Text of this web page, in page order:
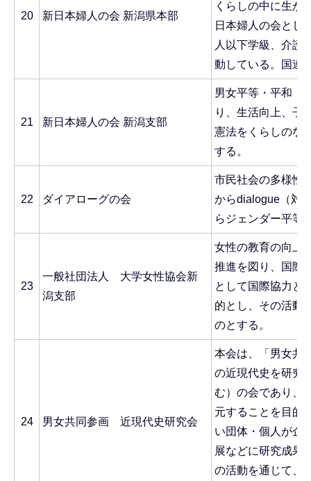
20 新日本婦人の会 新潟県本部
くらしの中に生か
日本婦人の会とし
人以下学級、介護
動している。国連
21 新日本婦人の会 新潟支部
男女平等・平和・
り、生活向上、子
憲法をくらしのな
する。
22 ダイアローグの会
市民社会の多様性
からdialogue（対
らジェンダー平等
23
一般社団法人 大学女性協会新
潟支部
女性の教育の向上
推進を図り、国際
として国際協力と
的とし、その活動
のとする。
24 男女共同参画 近現代史研究会
本会は、「男女共
の近現代史を研究
む）の会であり、
元することを目的
い団体・個人が企
展などに研究成果
の活動を通じて、